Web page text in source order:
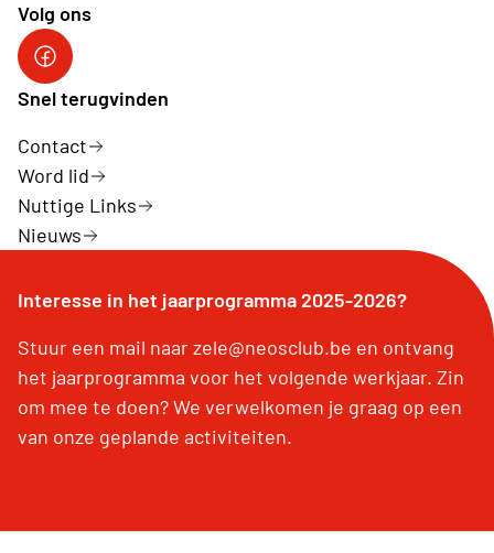
Volg ons
Link facebook
Snel terugvinden
Contact
Word lid
Nuttige Links
Nieuws
Interesse in het jaarprogramma 2025-2026?
Stuur een mail naar zele@neosclub.be en ontvang
het jaarprogramma voor het volgende werkjaar. Zin
om mee te doen? We verwelkomen je graag op een
van onze geplande activiteiten.